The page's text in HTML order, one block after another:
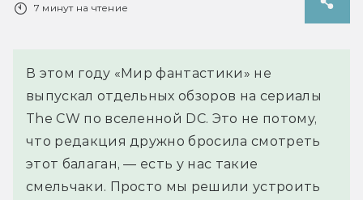
7 минут на чтение
В этом году «Мир фантастики» не
выпускал отдельных обзоров на сериалы
The CW по вселенной DC. Это не потому,
что редакция дружно бросила смотреть
этот балаган, — есть у нас такие
смельчаки. Просто мы решили устроить